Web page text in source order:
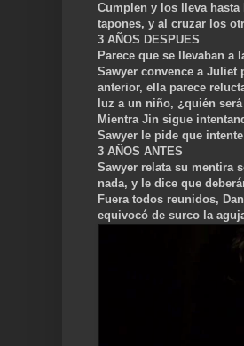
Cumplen y los lleva
tapones, y al cruzar los
3 AÑOS DESPUES
Parece que se llevaban a
Sawyer convence a Juliet
anterior, ella parece
luz a un niño, ¿quién
Mientra Jin sigue
Sawyer le pide que
3 AÑOS ANTES
Sawyer relata su mentira
nada, y le dice que
Fuera todos reunidos,
equivocó de surco la